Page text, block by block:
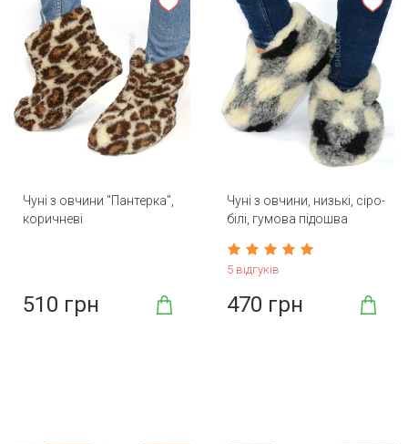
Чуні з овчини "Пантерка",
коричневі
510 грн
Чуні з овчини, низькі, сіро-
білі, гумова підошва
5 відгуків
470 грн